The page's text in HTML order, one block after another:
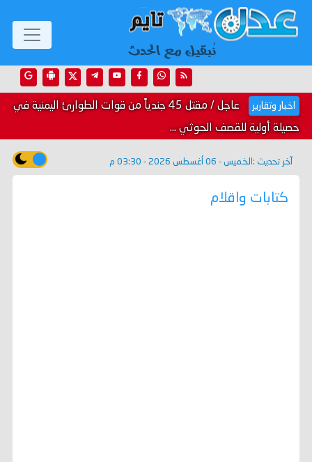
اخبار وتقارير عاجل / مقتل 45 جندياً من قوات الطوارئ اليمنية في
حصيلة أولية للقصف الحوثي ...
آخر تحديث : الخميس - 06 أغسطس 2026 - 03:30 م
كتابات واقلام